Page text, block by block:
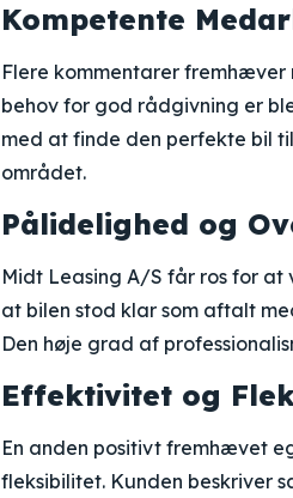
Kompetente
Flere kommentarer fremhæver
behov for god rådgivning er
med at finde den perfekte bil
området.
Pålidelighed og
Midt Leasing A/S får ros for
at bilen stod klar som aftalt
Den høje grad af
Effektivitet og
En anden positivt fremhævet
fleksibilitet. Kunden beskriver